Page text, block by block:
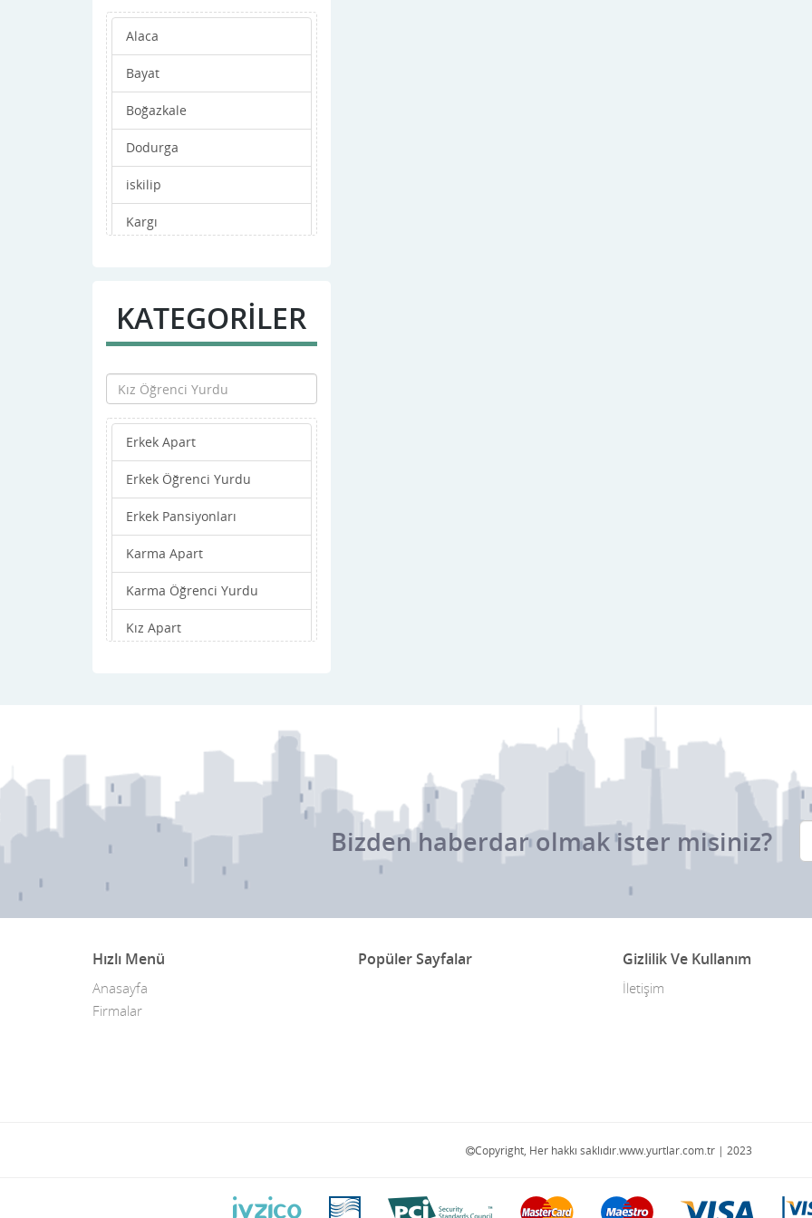
Alaca
Bayat
Boğazkale
Dodurga
iskilip
Kargı
Merkez
Oğuzlar
Ortaköy
Osmancık
Sungurlu
Uğurludağ
KATEGORİLER
Erkek Apart
Erkek Öğrenci Yurdu
Erkek Pansiyonları
Karma Apart
Karma Öğrenci Yurdu
Kız Apart
Bizden haberdar olmak ister misiniz?
Hızlı Menü
Anasayfa
Firmalar
Popüler Sayfalar Gizlilik Ve Kullanım
İletişim
Copyright, Her hakkı saklıdır.www.yurtlar.com.tr | 2023